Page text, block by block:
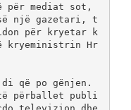
për mediat sot,
një gazetari, t
për kryetar k
kryeministrin Hr
di që po gënjen.
përballet publi